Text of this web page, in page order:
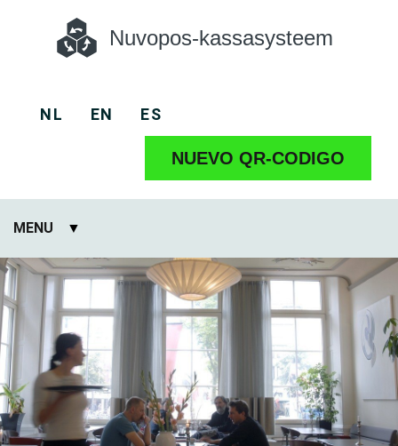
Nuvopos-kassasysteem
NL EN ES
NUEVO QR-CODIGO
MENU